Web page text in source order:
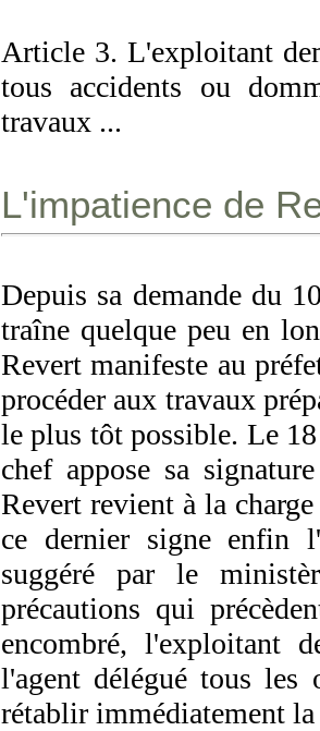
Article 3. L'exploitant
tous accidents ou
travaux ...
L'impatience de
Depuis sa demande du
traîne quelque peu en
Revert manifeste au
procéder aux travaux
le plus tôt possible. Le
chef appose sa
Revert revient à la
ce dernier signe enfin
suggéré par le
précautions qui
encombré, l'exploitant
l'agent délégué tous les
rétablir immédiatement